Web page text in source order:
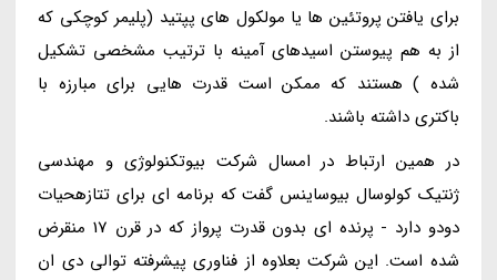
برای یافتن پروتئین ها یا مولکول های پپتید (پلیمر کوچکی که
از به هم پیوستن اسیدهای آمینه با ترتیب مشخصی تشکیل
شده ) هستند که ممکن است قدرت هایی برای مبارزه با
باکتری داشته باشند.
در همین ارتباط در امسال شرکت بیوتکنولوژی و مهندسی
ژنتیک کولوسال بیوساینس گفت که برنامه ای برای تتازهحیات
دودو دارد - پرنده ای بدون قدرت پرواز که در قرن 17 منقرض
شده است. این شرکت بعلاوه از فناوری پیشرفته توالی دی ان